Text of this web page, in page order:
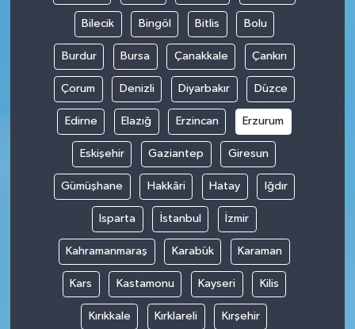
Bilecik Bingöl Bitlis Bolu
Burdur Bursa Çanakkale Çankırı
Çorum Denizli Diyarbakır Düzce
Edirne Elazığ Erzincan Erzurum
Eskişehir Gaziantep Giresun
Gümüşhane Hakkâri Hatay Iğdır
Isparta İstanbul İzmir
Kahramanmaraş Karabük Karaman
Kars Kastamonu Kayseri Kilis
Kırıkkale Kırklareli Kırşehir